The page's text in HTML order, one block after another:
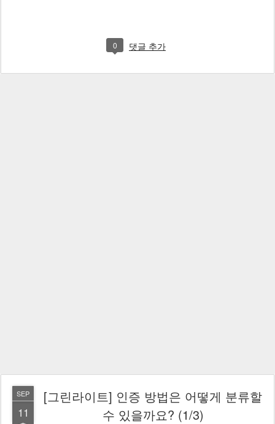
0 댓글 추가
SEP
11
[그린라이트] 인증 방법은 어떻게 분류할
수 있을까요? (1/3)